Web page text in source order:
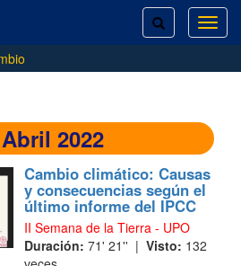
TOGGLE
SEARCH
2022
Cambio climático: Causas
y consecuencias según el
último informe del IPCC
II Semana de la Tierra - UPO
Duración: 71' 21'' | Visto: 132